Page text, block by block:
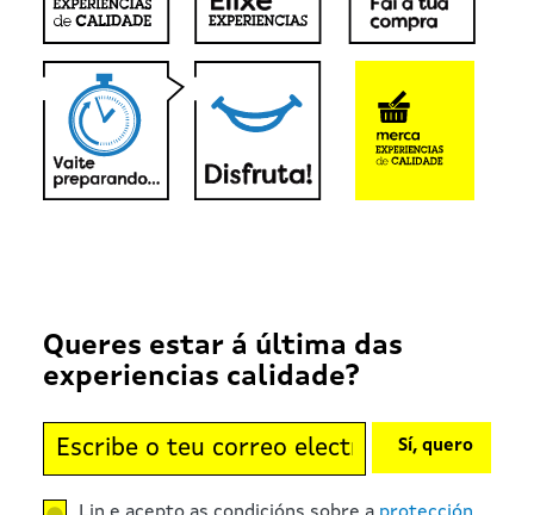
Queres estar á última das
experiencias calidade?
Sí, quero